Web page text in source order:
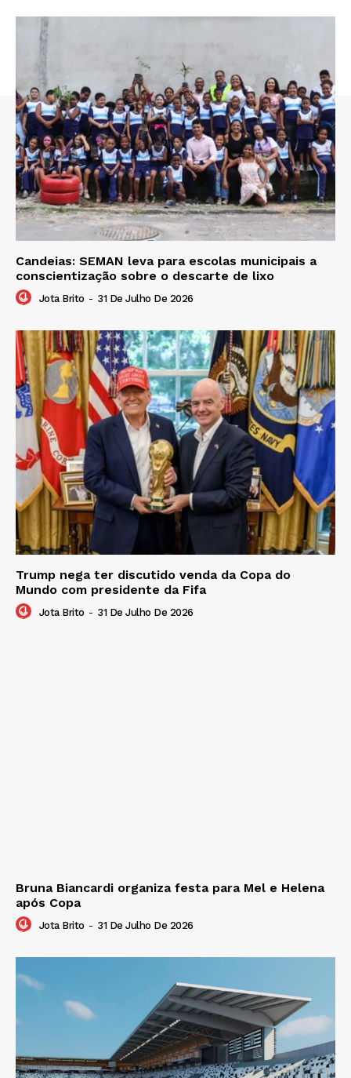
Candeias: SEMAN leva para escolas municipais a
conscientização sobre o descarte de lixo
Jota Brito - 31 De Julho De 2026
Trump nega ter discutido venda da Copa do
Mundo com presidente da Fifa
Jota Brito - 31 De Julho De 2026
Bruna Biancardi organiza festa para Mel e Helena
após Copa
Jota Brito - 31 De Julho De 2026